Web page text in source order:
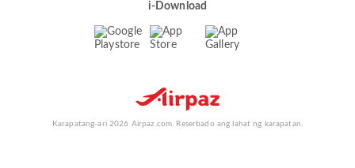
i-Download
Karapatang-ari 2026 Airpaz.com. Reserbado ang lahat ng karapatan.